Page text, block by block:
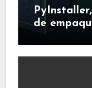
de
prueba